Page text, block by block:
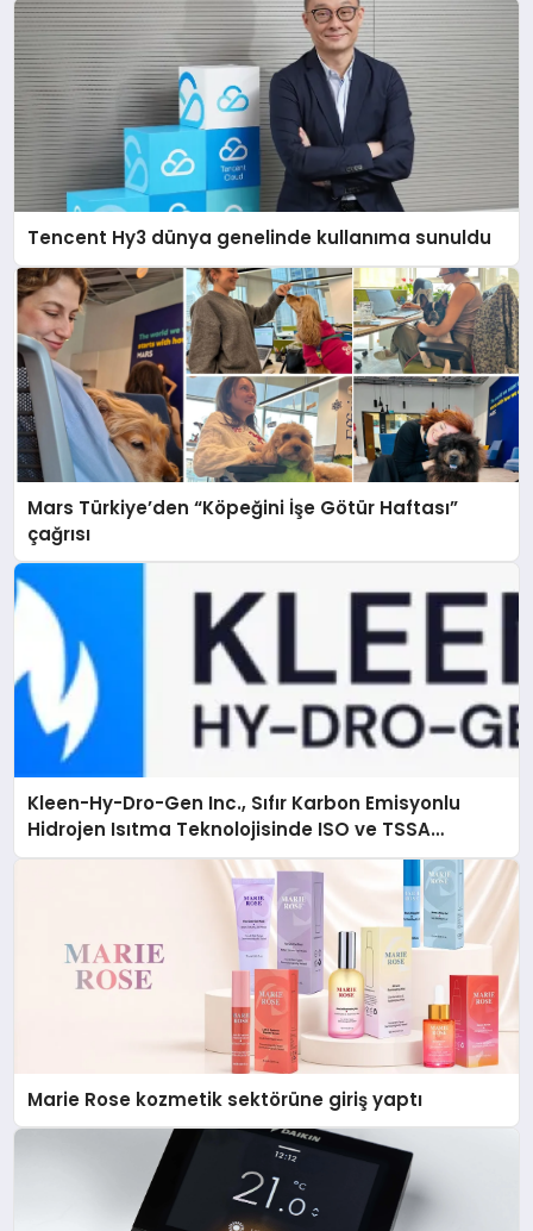
Tencent Hy3 dünya genelinde kullanıma sunuldu
Mars Türkiye’den “Köpeğini İşe Götür Haftası”
çağrısı
Kleen-Hy-Dro-Gen Inc., Sıfır Karbon Emisyonlu
Hidrojen Isıtma Teknolojisinde ISO ve TSSA
Düzenleyici Onaylarını Aldı
Marie Rose kozmetik sektörüne giriş yaptı